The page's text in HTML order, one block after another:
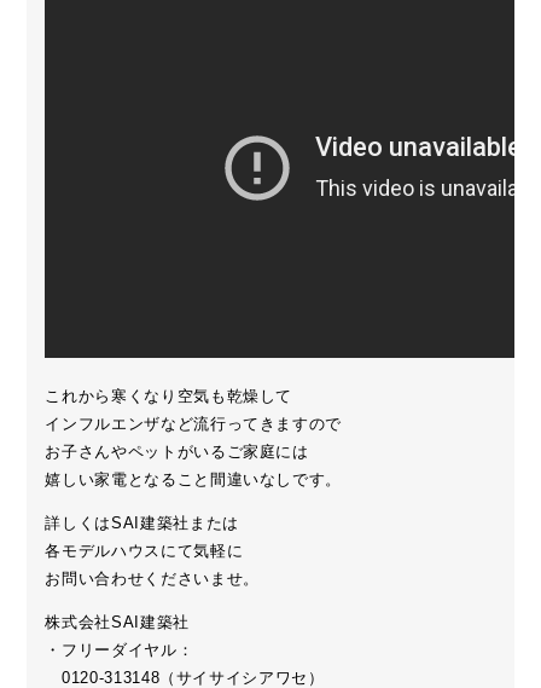
これから寒くなり空気も乾燥して
インフルエンザなど流行ってきますので
お子さんやペットがいるご家庭には
嬉しい家電となること間違いなしです。
詳しくはSAI建築社または
各モデルハウスにて気軽に
お問い合わせくださいませ。
株式会社SAI建築社
・フリーダイヤル：
0120-313148（サイサイシアワセ）